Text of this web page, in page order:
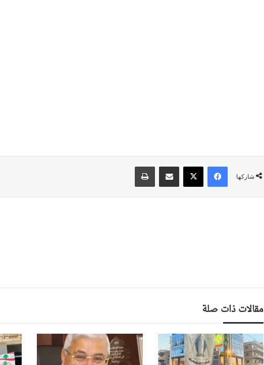
شاركها
فيسبوك ‫X مشاركة عبر البريد طباعة
مقالات ذات صلة